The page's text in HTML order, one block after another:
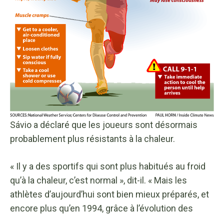
Sávio a déclaré que les joueurs sont désormais
probablement plus résistants à la chaleur.
« Il y a des sportifs qui sont plus habitués au froid
qu’à la chaleur, c’est normal », dit-il. « Mais les
athlètes d’aujourd’hui sont bien mieux préparés, et
encore plus qu’en 1994, grâce à l’évolution des